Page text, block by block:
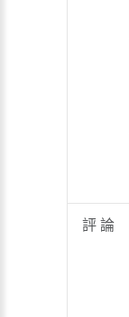
評 論